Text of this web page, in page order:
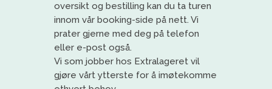
oversikt og bestilling kan du ta turen
innom vår booking-side på nett. Vi
prater gjerne med deg på telefon
eller e-post også.
Vi som jobber hos Extralageret vil
gjøre vårt ytterste for å imøtekomme